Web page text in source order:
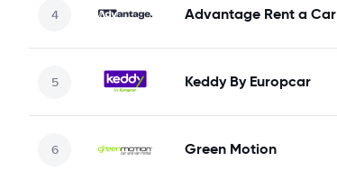
Advantage Rent a Car
Keddy By Europcar
Green Motion